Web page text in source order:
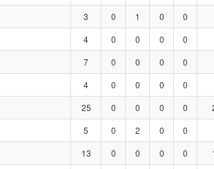
3 0 1 0 0
4 0 0 0 0
7 0 0 0 0
4 0 0 0 0
25 0 0 0 0
5 0 2 0 0
13 0 0 0 0